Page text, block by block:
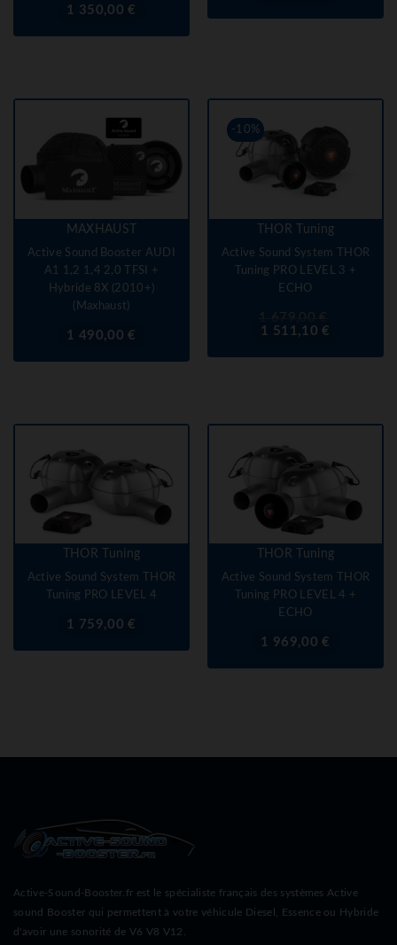
Prix1 350,00 €
MAXHAUST
Active Sound Booster AUDI
A1 1,2 1,4 2,0 TFSI +
Hybride 8X (2010+)
(Maxhaust)
Prix1 490,00 €
-10%
THOR Tuning
Active Sound System THOR
Tuning PRO LEVEL 3 +
ECHO
Prix
de
base
1 679,00 €
1 511,10 €
THOR Tuning
Active Sound System THOR
Tuning PRO LEVEL 4
Prix1 759,00 €
THOR Tuning
Active Sound System THOR
Tuning PRO LEVEL 4 +
ECHO
Prix1 969,00 €
Active-Sound-Booster.fr est le spécialiste français des systèmes Active
sound Booster qui permettent à votre véhicule Diesel, Essence ou Hybride
d'avoir une sonorité de V6 V8 V12.